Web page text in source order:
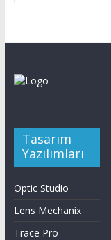
Tasarım
Yazılımları
Optic Studio
Lens Mechanix
Trace Pro